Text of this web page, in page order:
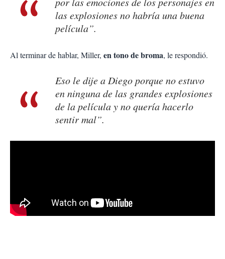
las explosiones no habría una buena
película”.
Al terminar de hablar, Miller, en tono de broma, le respondió.
Eso le dije a Diego porque no estuvo
en ninguna de las grandes explosiones
de la película y no quería hacerlo
sentir mal”.